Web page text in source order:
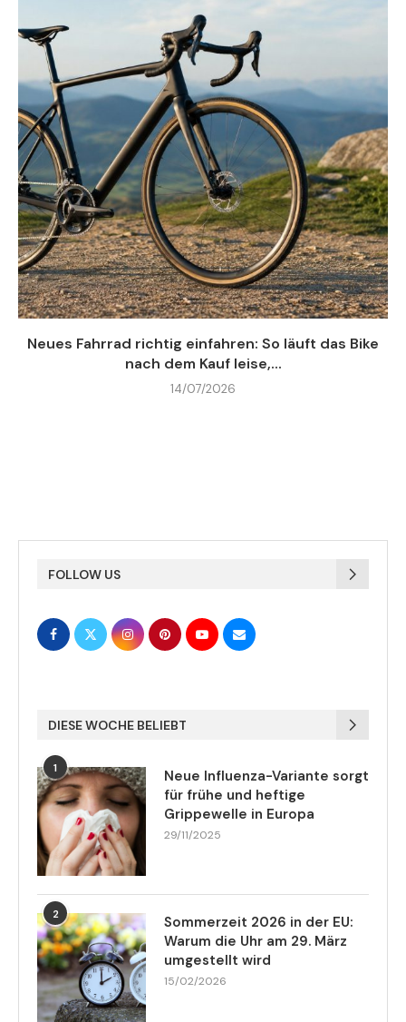
Neues Fahrrad richtig einfahren: So läuft das Bike
nach dem Kauf leise,...
14/07/2026
FOLLOW US
DIESE WOCHE BELIEBT
1
Neue Influenza-Variante sorgt
für frühe und heftige
Grippewelle in Europa
29/11/2025
2
Sommerzeit 2026 in der EU:
Warum die Uhr am 29. März
umgestellt wird
15/02/2026